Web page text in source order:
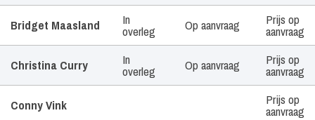
Bridget Maasland In
overleg Op aanvraag Prijs op
aanvraag
Christina Curry In
overleg Op aanvraag Prijs op
aanvraag
Conny Vink Prijs op
aanvraag